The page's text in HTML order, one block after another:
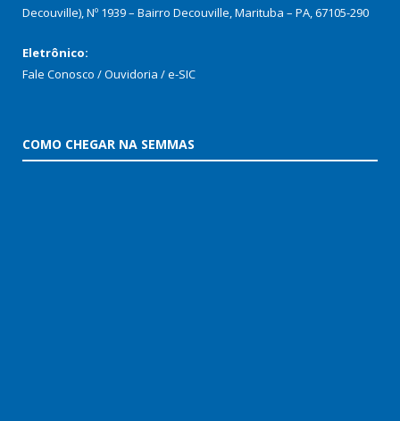
Decouville), Nº 1939 – Bairro Decouville, Marituba – PA, 67105-290
Eletrônico:
Fale Conosco / Ouvidoria / e-SIC
COMO CHEGAR NA SEMMAS